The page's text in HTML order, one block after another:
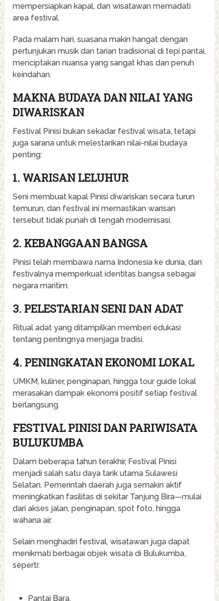
mempersiapkan kapal, dan wisatawan memadati
area festival.
Pada malam hari, suasana makin hangat dengan
pertunjukan musik dan tarian tradisional di tepi pantai,
menciptakan nuansa yang sangat khas dan penuh
keindahan.
MAKNA BUDAYA DAN NILAI YANG
DIWARISKAN
Festival Pinisi bukan sekadar festival wisata, tetapi
juga sarana untuk melestarikan nilai-nilai budaya
penting:
1. WARISAN LELUHUR
Seni membuat kapal Pinisi diwariskan secara turun
temurun, dan festival ini memastikan warisan
tersebut tidak punah di tengah modernisasi.
2. KEBANGGAAN BANGSA
Pinisi telah membawa nama Indonesia ke dunia, dan
festivalnya memperkuat identitas bangsa sebagai
negara maritim.
3. PELESTARIAN SENI DAN ADAT
Ritual adat yang ditampilkan memberi edukasi
tentang pentingnya menjaga tradisi.
4. PENINGKATAN EKONOMI LOKAL
UMKM, kuliner, penginapan, hingga tour guide lokal
merasakan dampak ekonomi positif setiap festival
berlangsung.
FESTIVAL PINISI DAN PARIWISATA
BULUKUMBA
Dalam beberapa tahun terakhir, Festival Pinisi
menjadi salah satu daya tarik utama Sulawesi
Selatan. Pemerintah daerah juga semakin aktif
meningkatkan fasilitas di sekitar Tanjung Bira—mulai
dari akses jalan, penginapan, spot foto, hingga
wahana air.
Selain menghadiri festival, wisatawan juga dapat
menikmati berbagai objek wisata di Bulukumba,
seperti:
Pantai Bara,